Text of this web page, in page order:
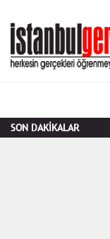
SON DAKİKALAR